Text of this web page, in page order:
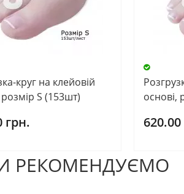
круг на клейовій
S (153шт)
грн.
основі,
РЕКОМЕНДУЄМО